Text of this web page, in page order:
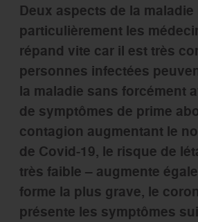
Deux aspects de la
particulièrement les
répand vite car il est très
personnes infectées
la maladie sans forcément
de symptômes de prime
contagion augmentant le
de Covid-19, le risque de
très faible – augmente
forme la plus grave, le
présente les symptômes